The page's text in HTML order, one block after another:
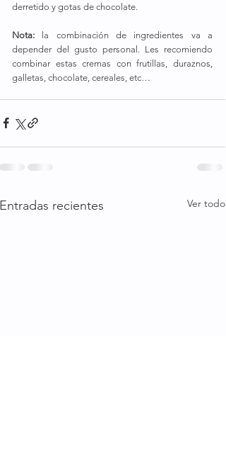
derretido y gotas de chocolate.
Nota:
la combinación de ingredientes va a
depender del gusto personal. Les recomiendo
combinar estas cremas con frutillas, duraznos,
galletas, chocolate, cereales, etc…
Entradas recientes Ver todo